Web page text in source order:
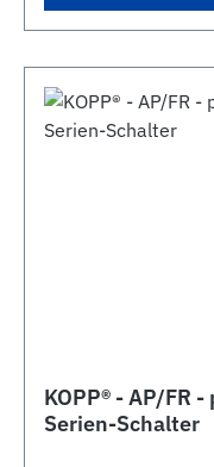
KOPP® - AP/FR
Serien-Schalter